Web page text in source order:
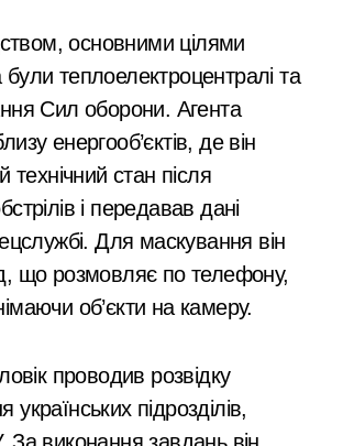
основними цілями
теплоелектроцентралі та
Сил оборони. Агента
енергооб’єктів, де він
технічний стан після
і передавав дані
Для маскування він
що розмовляє по телефону,
об’єкти на камеру.
проводив розвідку
українських підрозділів,